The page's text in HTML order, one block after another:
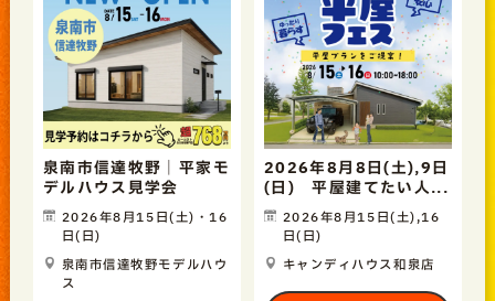
泉南市信達牧野｜平家モ
デルハウス見学会
2026年8月15日(土)・16
日(日)
泉南市信達牧野モデルハウ
ス
2026年8月8日(土),9日
(日) 平屋建てたい人...
2026年8月15日(土),16
日(日)
キャンディハウス和泉店